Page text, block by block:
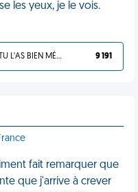
les yeux, je le vois.
TU L'AS BIEN MÉRITÉ 9 191
fait remarquer que
que j'arrive à crever